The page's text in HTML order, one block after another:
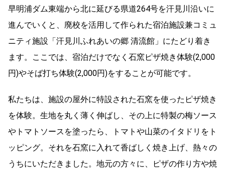
早明浦ダム東端から北に延びる県道264号を汗見川沿いに
進んでいくと、廃校を活用して作られた宿泊施設兼コミュ
ニティ施設「汗見川ふれあいの郷 清流館」にたどり着き
ます。ここでは、宿泊だけでなく石窯ピザ焼き体験(2,000
円)やそば打ち体験(2,000円)をすることが可能です。
私たちは、施設の屋外に特設された石窯を使ったピザ焼き
を体験。生地を丸く薄く伸ばし、その上に特製の梅ソース
やトマトソースを塗ったら、トマトや山菜のイタドリをト
ッピング。それを石窯に入れて香ばしく焼き上げ、熱々の
うちにいただきました。地元の方々に、ピザの作り方や焼